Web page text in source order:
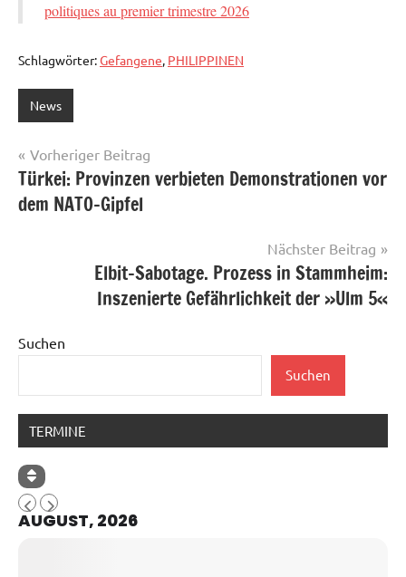
politiques au premier trimestre 2026
Schlagwörter:Gefangene, PHILIPPINEN
News
Beitragsnavigation
Vorheriger Beitrag
Türkei: Provinzen verbieten Demonstrationen vor
dem NATO-Gipfel
Nächster Beitrag
Elbit-Sabotage. Prozess in Stammheim:
Inszenierte Gefährlichkeit der »Ulm 5«
Suchen
Suchen
TERMINE
AUGUST, 2026